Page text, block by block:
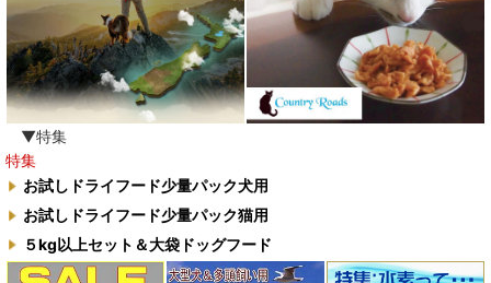
▼特集
特集
お試しドライフード少量パック犬用
お試しドライフード少量パック猫用
５kg以上セット＆大袋ドッグフード